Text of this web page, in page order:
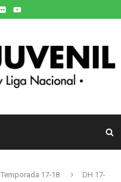
Temporada 17-18
DH 17-